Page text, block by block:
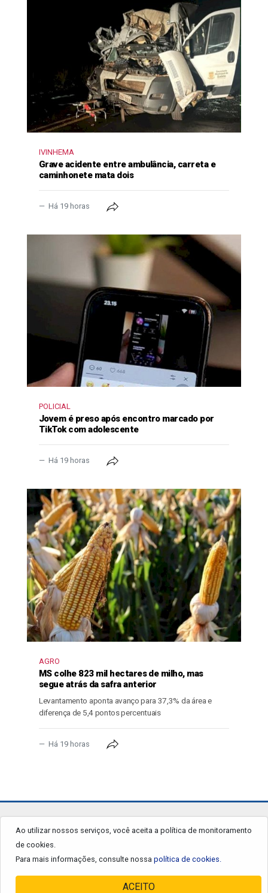
IVINHEMA
Grave acidente entre ambulância, carreta e
caminhonete mata dois
Há 19 horas
POLICIAL
Jovem é preso após encontro marcado por
TikTok com adolescente
Há 19 horas
AGRO
MS colhe 823 mil hectares de milho, mas
segue atrás da safra anterior
Levantamento aponta avanço para 37,3% da área e
diferença de 5,4 pontos percentuais
Há 19 horas
Ao utilizar nossos serviços, você aceita a política de monitoramento
de cookies.
Para mais informações, consulte nossa política de cookies.
ACEITO
jornalgrandourados.com.br